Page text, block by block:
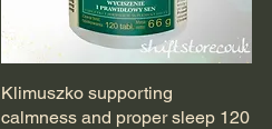
Podgląd
Klimuszko supporting
calmness and proper sleep 120